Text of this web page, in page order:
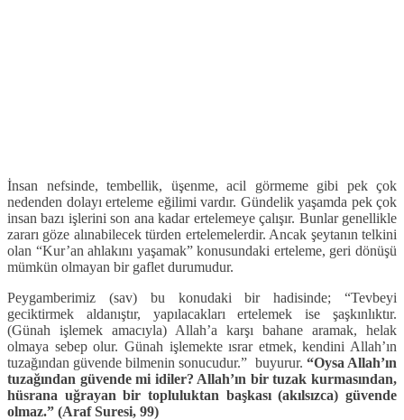
İnsan nefsinde, tembellik, üşenme, acil görmeme gibi pek çok
nedenden dolayı erteleme eğilimi vardır. Gündelik yaşamda pek çok
insan bazı işlerini son ana kadar ertelemeye çalışır. Bunlar genellikle
zararı göze alınabilecek türden ertelemelerdir. Ancak şeytanın telkini
olan “Kur’an ahlakını yaşamak” konusundaki erteleme, geri dönüşü
mümkün olmayan bir gaflet durumudur.
Peygamberimiz (sav) bu konudaki bir hadisinde; “Tevbeyi
geciktirmek aldanıştır, yapılacakları ertelemek ise şaşkınlıktır.
(Günah işlemek amacıyla) Allah’a karşı bahane aramak, helak
olmaya sebep olur. Günah işlemekte ısrar etmek, kendini Allah’ın
tuzağından güvende bilmenin sonucudur.” buyurur. “Oysa Allah’ın
tuzağından güvende mi idiler? Allah’ın bir tuzak kurmasından,
hüsrana uğrayan bir topluluktan başkası (akılsızca) güvende
olmaz.” (Araf Suresi, 99)